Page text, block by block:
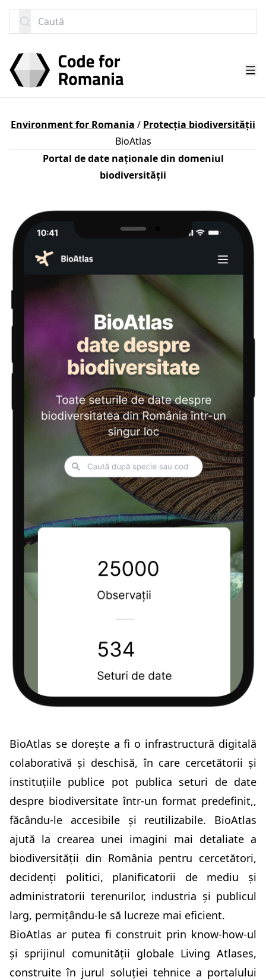
Caută
Environment for Romania / Protecția biodiversității
BioAtlas
Portal de date naționale din domeniul
biodiversității
BioAtlas se dorește a fi o infrastructură digitală
colaborativă și deschisă, în care cercetătorii și
instituțiile publice pot publica seturi de date
despre biodiversitate într-un format predefinit,,
făcându-le accesibile și reutilizabile. BioAtlas
ajută la crearea unei imagini mai detaliate a
biodiversității din România pentru cercetători,
decidenți politici, planificatorii de mediu și
administratorii terenurilor, industria și publicul
larg, permițându-le să lucreze mai eficient.
BioAtlas ar putea fi construit prin know-how-ul
și sprijinul comunității globale Living Atlases,
construite în jurul soluției tehnice a portalului